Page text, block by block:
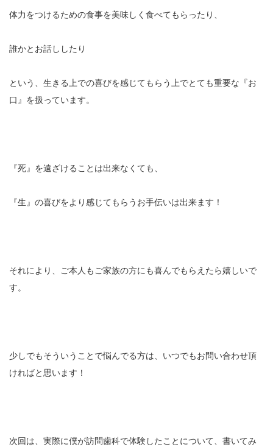
体力をつけるための食事を美味しく食べてもらったり、
誰かとお話ししたり
という、生きる上での喜びを感じてもらう上でとても重要な『お
口』を扱っています。
『死』を遠ざけることは出来なくても、
『生』の喜びをより感じてもらうお手伝いは出来ます！
それにより、ご本人もご家族の方にも喜んでもらえたら嬉しいで
す。
少しでもそういうことで悩んでる方は、いつでもお問い合わせ頂
ければと思います！
次回は、実際に僕が訪問歯科で体験したことについて、書いてみ